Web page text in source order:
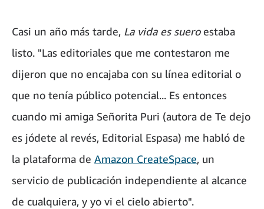
Casi un año más tarde, La vida es sueroestaba
listo. "Las editoriales que me contestaron me
dijeron que no encajaba con su línea editorial o
que no tenía público potencial... Es entonces
cuando mi amiga Señorita Puri (autora de Te dejo
es jódete al revés, Editorial Espasa) me habló de
la plataforma de Amazon CreateSpace, un
servicio de publicación independiente al alcance
de cualquiera, y yo vi el cielo abierto".